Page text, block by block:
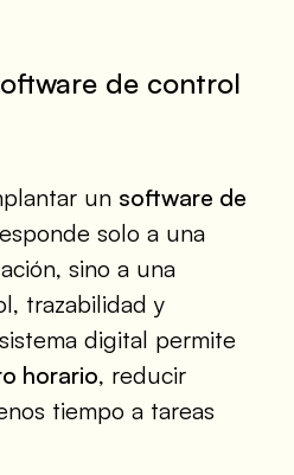
de control
un software de
solo a una
sino a una
trazabilidad y
digital permite
horario, reducir
tiempo a tareas